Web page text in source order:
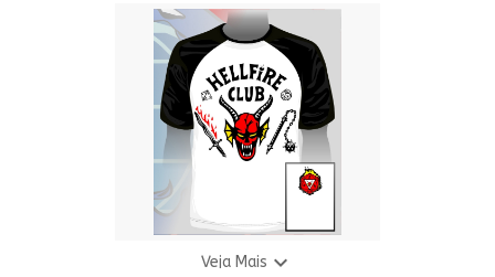
Camiseta S.T. - Dungeons
R$ 35,00
Veja Mais 